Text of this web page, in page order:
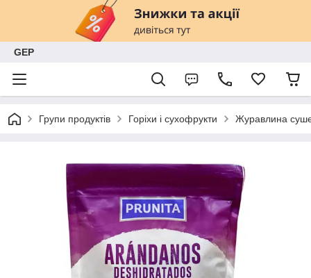
GEP
Групи продуктів Горіхи і сухофрукти Журавлина